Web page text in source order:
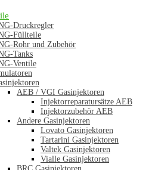
Druckregler
Füllteile
Rohr und Zubehör
Tanks
Ventile
AEB / VGI Gasinjektoren
Injektorreparatursätze AEB
Injektorzubehör AEB
Andere Gasinjektoren
Lovato Gasinjektoren
Tartarini Gasinjektoren
Valtek Gasinjektoren
Vialle Gasinjektoren